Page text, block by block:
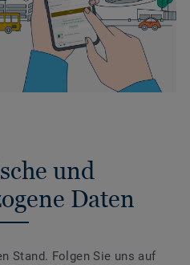
und
Daten
Stand. Folgen Sie uns auf